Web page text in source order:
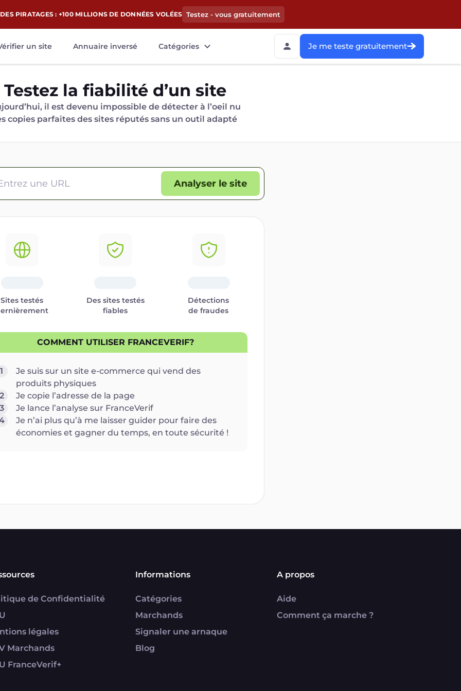
PIRATAGES : +100 MILLIONS DE DONNÉES VOLÉES Testez - vous gratuitement
un site Annuaire inversé Catégories Je me teste gratuitement
Testez la fiabilité d’un site
il est devenu impossible de détecter à l’oeil nu
copies parfaites des sites réputés sans un outil adapté
Analyser le site
Sites testés
Des sites testés
fiables
Détections
de fraudes
COMMENT UTILISER FRANCEVERIF?
1
Je suis sur un site e-commerce qui vend des
produits physiques
Je copie l’adresse de la page
Je lance l’analyse sur FranceVerif
Je n’ai plus qu’à me laisser guider pour faire des
économies et gagner du temps, en toute sécurité !
de Confidentialité
légales
Marchands
FranceVerif+
Informations
Catégories
Marchands
Signaler une arnaque
Blog
A propos
Aide
Comment ça marche ?